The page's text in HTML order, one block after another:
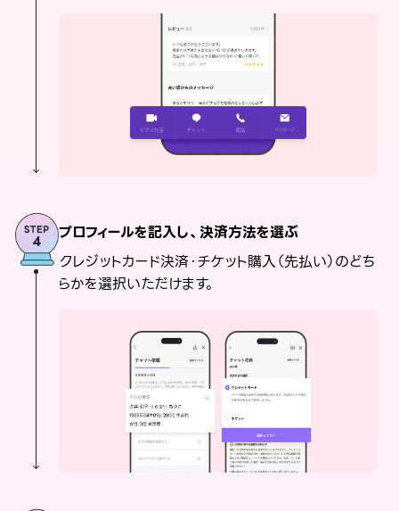
プロフィールを記入し、決済方法を選ぶ
クレジットカード決済・チケット購入（先払い）のどち
らかを選択いただけます。